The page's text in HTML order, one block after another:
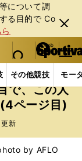
について調
る⽬的で Co
閉じ
る
web Sportiva (webスポルティーバ)
検索
マイペ
ー
ジ
メニュ
その他競技 モー
Jリーグ 【育将
で、この人
ページ目)
新
by AFLO